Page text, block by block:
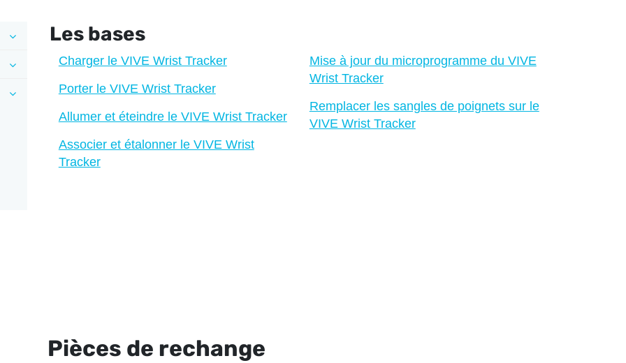
Les bases
Charger le VIVE Wrist Tracker
Porter le VIVE Wrist Tracker
Allumer et éteindre le VIVE Wrist Tracker
Associer et étalonner le VIVE Wrist
Tracker
Mise à jour du microprogramme du VIVE
Wrist Tracker
Remplacer les sangles de poignets sur le
VIVE Wrist Tracker
Pièces de rechange